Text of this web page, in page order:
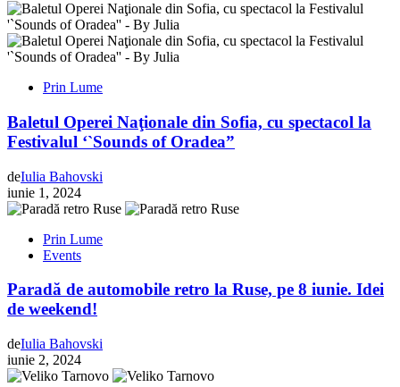
Prin Lume
Baletul Operei Naţionale din Sofia, cu spectacol la
Festivalul ‘`Sounds of Oradea”
deIulia Bahovski
iunie 1, 2024
Prin Lume
Events
Paradă de automobile retro la Ruse, pe 8 iunie. Idei
de weekend!
deIulia Bahovski
iunie 2, 2024